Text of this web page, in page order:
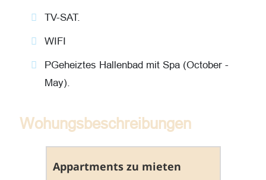
TV-SAT.
WIFI
PGeheiztes Hallenbad mit Spa (October -
May).
Wohungsbeschreibungen
Appartments zu mieten